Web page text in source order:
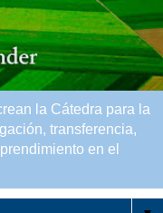
la Cátedra para la
transferencia,
en el